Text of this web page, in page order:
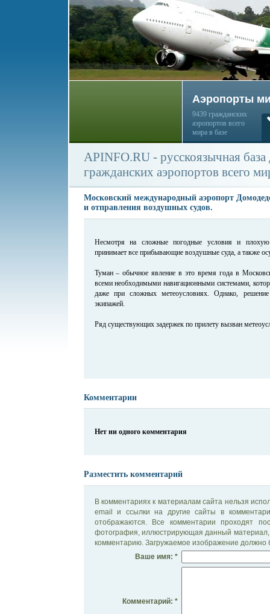
Аэропорты
9439 гражданских
аэропортов всего
мира в базе
APINFO.RU - русскоязычная
гражданских аэропортов всего
Московский международный аэропорт
и отправления воздушных судов.
Несмотря на сложные погодные условия и плохую
принимает все прибывающие воздушные суда, а также
Туман – обычное явление в это время года в
всеми необходимыми навигационными системами,
даже при сложных метеоусловиях. Однако,
экипажей.
Ряд существующих задержек по прилету вызван
Комментарии
Нет ни одного комментария
Разместить комментарий
В комментариях к материалам сайта нельзя
email и ссылки на другие сайты в
отображаются. Все комментарии проходят
фотография, иллюстрирующая данный материал,
комментарию. Загружаемое изображение должно
Ваше имя: *
Комментарий: *